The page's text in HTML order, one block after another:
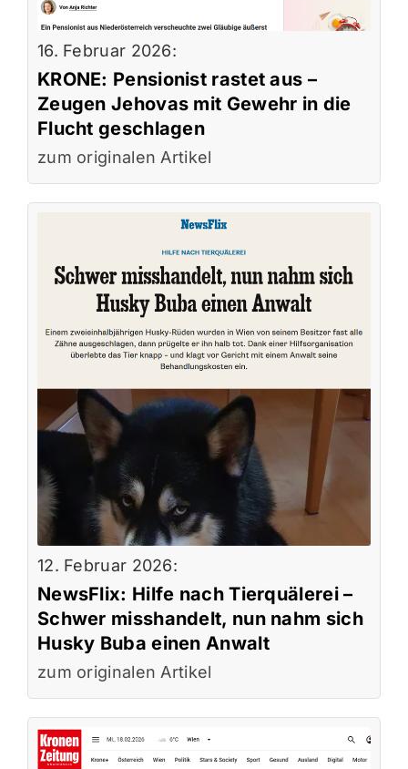
16. Februar 2026:
KRONE: Pensionist rastet aus –
Zeugen Jehovas mit Gewehr in die
Flucht geschlagen
zum originalen Artikel
12. Februar 2026:
NewsFlix: Hilfe nach Tierquälerei –
Schwer misshandelt, nun nahm sich
Husky Buba einen Anwalt
zum originalen Artikel